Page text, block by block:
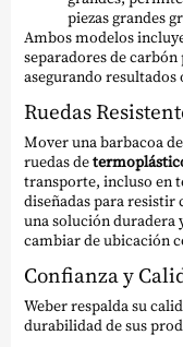
piezas grandes
Ambos modelos
separadores de
asegurando
Ruedas
Mover una barbacoa
ruedas de
transporte, incluso en
diseñadas para resistir
una solución duradera
cambiar de ubicación
Confianza y
Weber respalda su
durabilidad de sus